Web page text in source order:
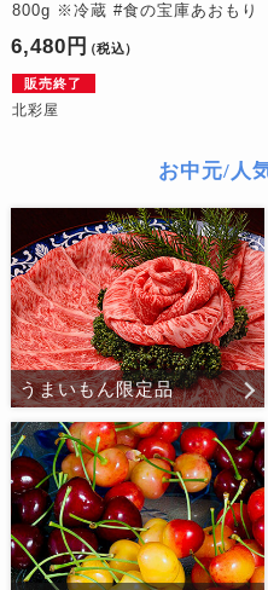
800g ※冷蔵 #食の宝庫あおもり
6,480円 （税込）
販売終了
北彩屋
お中元/人
うまいもん限定品